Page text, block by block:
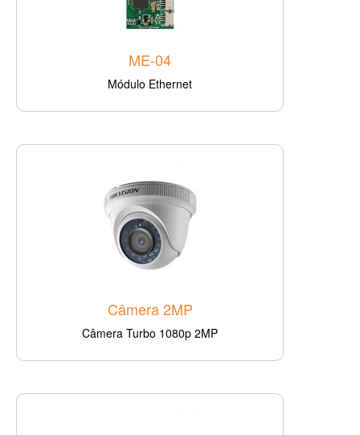
ME-04
Módulo Ethernet
Câmera 2MP
Câmera Turbo 1080p 2MP